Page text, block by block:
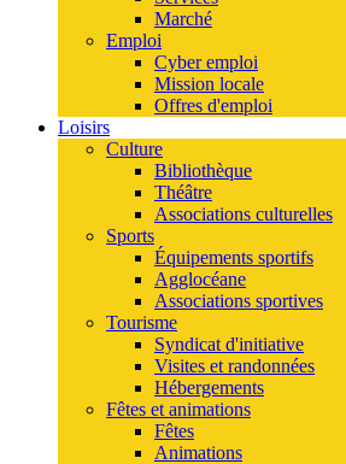
Marché
Emploi
Cyber emploi
Mission locale
Offres d'emploi
Loisirs
Culture
Bibliothèque
Théâtre
Associations culturelles
Sports
Équipements sportifs
Agglocéane
Associations sportives
Tourisme
Syndicat d'initiative
Visites et randonnées
Hébergements
Fêtes et animations
Fêtes
Animations